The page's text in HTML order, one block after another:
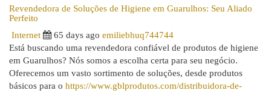
Revendedora de Soluções de Higiene em Guarulhos: Seu Aliado
Perfeito
Internet
65 days ago emiliebhuq744744
Está buscando uma revendedora confiável de produtos de higiene
em Guarulhos? Nós somos a escolha certa para seu negócio.
Oferecemos um vasto sortimento de soluções, desde produtos
básicos para o https://www.gblprodutos.com/distribuidora-de-